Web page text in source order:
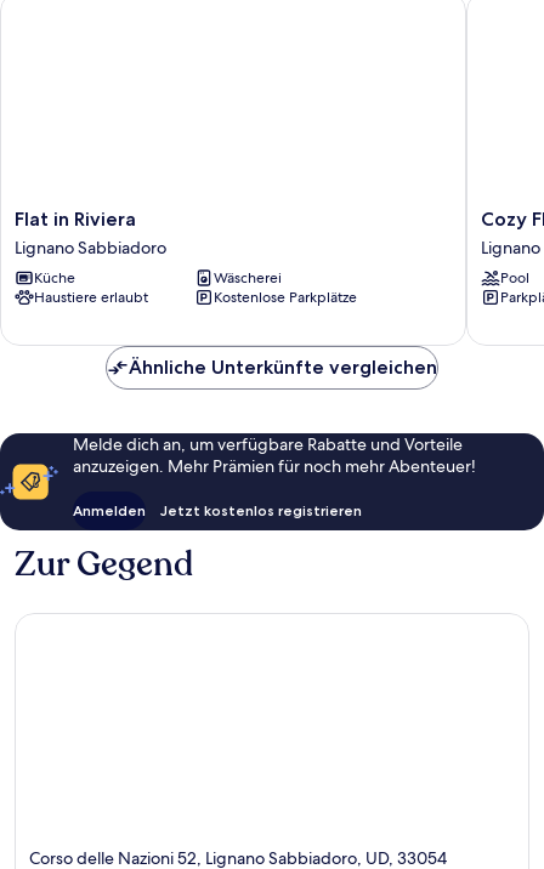
hin
Flat
in
Riviera
Lignano
Sabbiadoro
Flat in Riviera
Lignano Sabbiadoro
Küche
Wäscherei
Haustiere erlaubt
Kostenlose Parkplätze
Cozy
Flat
on
the
Shores
Lignano
Cozy
Pool
Ähnliche Unterkünfte vergleichen
Melde dich an, um verfügbare Rabatte und Vorteile
anzuzeigen. Mehr Prämien für noch mehr Abenteuer!
Anmelden Jetzt kostenlos registrieren
Zur Gegend
Corso delle Nazioni 52, Lignano Sabbiadoro, UD, 33054